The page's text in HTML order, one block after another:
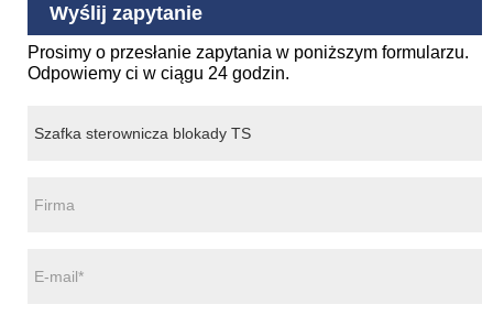
Wyślij zapytanie
Prosimy o przesłanie zapytania w poniższym formularzu.
Odpowiemy ci w ciągu 24 godzin.